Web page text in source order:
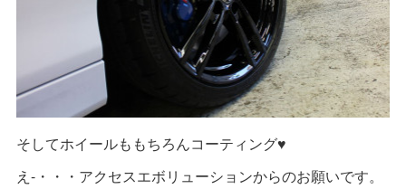
そしてホイールももちろんコーティング♥
え-・・・アクセスエボリューションからのお願いです。